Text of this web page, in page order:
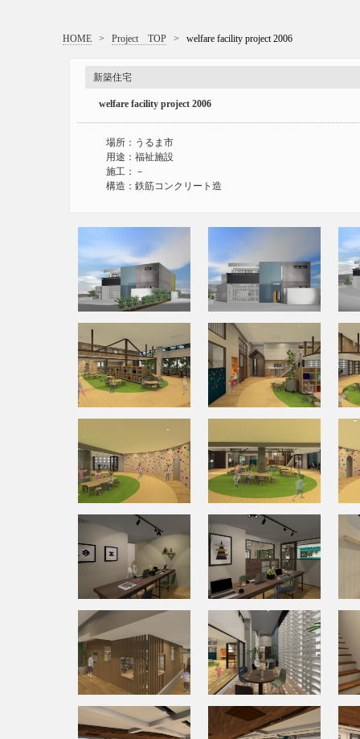
HOME > Project TOP > welfare facility project 2006
新築住宅
welfare facility project 2006
場所：うるま市
用途：福祉施設
施工：－
構造：鉄筋コンクリート造